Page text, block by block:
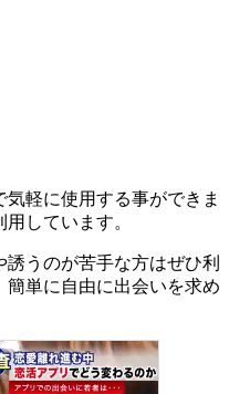
軽に使用する事ができま
しています。
うのが苦手な方はぜひ利
簡単に自由に出会いを求め